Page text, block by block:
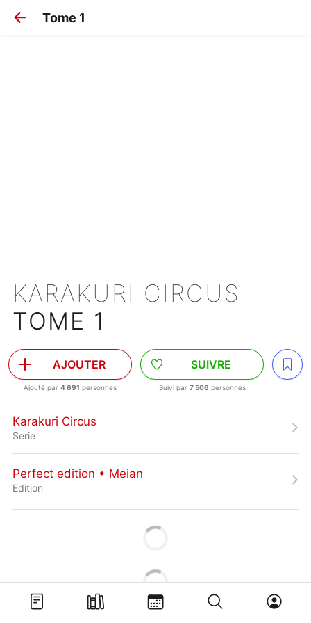
Tome 1
KARAKURI CIRCUS
TOME 1
AJOUTER
Ajouté par 4 691 personnes
SUIVRE
Suivi par 7 506 personnes
Karakuri Circus
Serie
Perfect edition • Meian
Edition